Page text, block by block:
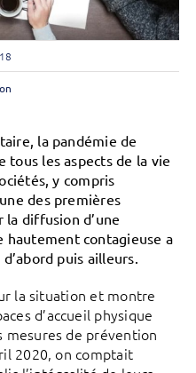
la pandémie de
tous les aspects de la vie
y compris
des premières
la diffusion d’une
hautement contagieuse a
puis ailleurs.
la situation et montre
d’accueil physique
mesures de prévention
2020, on comptait